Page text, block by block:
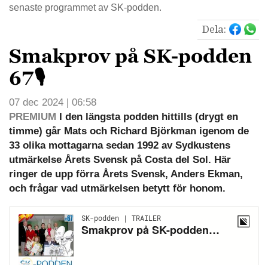
senaste programmet av SK-podden.
Dela:
Smakprov på SK-podden
67🎙
07 dec 2024 | 06:58
PREMIUM I den längsta podden hittills (drygt en
timme) går Mats och Richard Björkman igenom de
33 olika mottagarna sedan 1992 av Sydkustens
utmärkelse Årets Svensk på Costa del Sol. Här
ringer de upp förra Årets Svensk, Anders Ekman,
och frågar vad utmärkelsen betytt för honom.